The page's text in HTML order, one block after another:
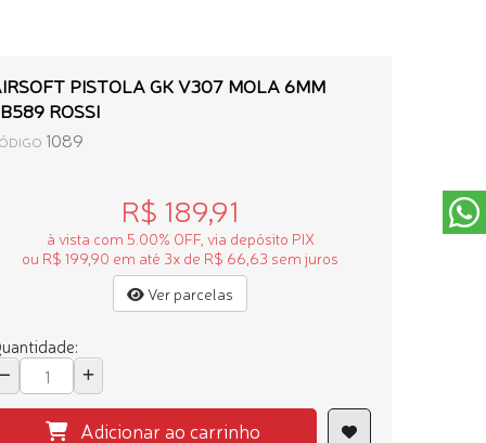
PISTOLA GK V307 MOLA 6MM
ROSSI
1089
R$ 189,91
à vista com 5.00% OFF, via depósito PIX
ou R$ 199,90 em até 3x de R$ 66,63 sem juros
Ver parcelas
Adicionar ao carrinho